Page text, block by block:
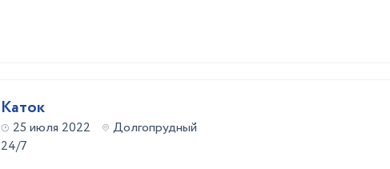
Каток
25 июля 2022
Долгопрудный
24/7